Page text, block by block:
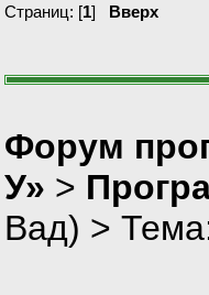
Страниц: [1] Вверх
Форум
У» >
Вад) >